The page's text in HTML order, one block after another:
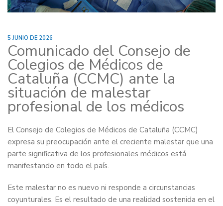
5 JUNIO DE 2026
Comunicado del Consejo de
Colegios de Médicos de
Cataluña (CCMC) ante la
situación de malestar
profesional de los médicos
El Consejo de Colegios de Médicos de Cataluña (CCMC)
expresa su preocupación ante el creciente malestar que una
parte significativa de los profesionales médicos está
manifestando en todo el país.
Este malestar no es nuevo ni responde a circunstancias
coyunturales. Es el resultado de una realidad sostenida en el